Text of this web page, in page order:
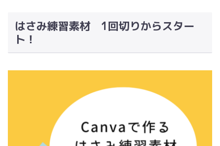
はさみ練習素材 1回切りからスター
ト！